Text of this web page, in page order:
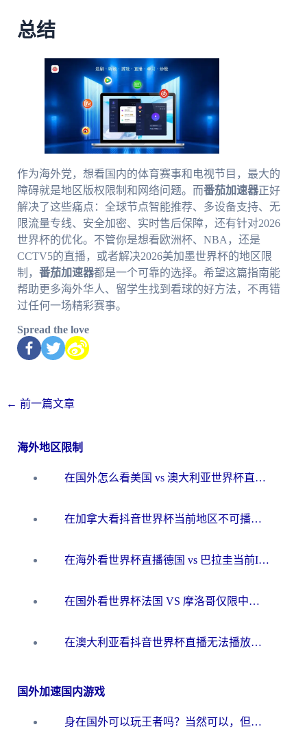
总结
作为海外党，想看国内的体育赛事和电视节目，最大的
障碍就是地区版权限制和网络问题。而番茄加速器正好
解决了这些痛点：全球节点智能推荐、多设备支持、无
限流量专线、安全加密、实时售后保障，还有针对2026
世界杯的优化。不管你是想看欧洲杯、NBA，还是
CCTV5的直播，或者解决2026美加墨世界杯的地区限
制， 番茄加速器都是一个可靠的选择。希望这篇指南能
帮助更多海外华人、留学生找到看球的好方法，不再错
过任何一场精彩赛事。
Spread the love
← 前一篇文章
海外地区限制
在国外怎么看美国 vs 澳大利亚世界杯直播？海外党必藏的中文解说观赛指南
在加拿大看抖音世界杯当前地区不可播放？海外党体育观赛终极指南
在海外看世界杯直播德国 vs 巴拉圭当前IP受限制？这篇指南帮你轻松解决地区限制
在国外看世界杯法国 VS 摩洛哥仅限中国大陆？别让地域限制拦下你的欢呼
在澳大利亚看抖音世界杯直播无法播放？海外党体育观赛终极指南来了！
国外加速国内游戏
身在国外可以玩王者吗？当然可以，但你需要这份“加速”指南